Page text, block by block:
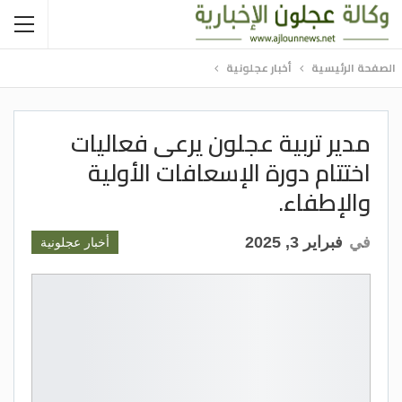
الصفحة الرئيسية أخبار عجلونية
مدير تربية عجلون يرعى فعاليات
اختتام دورة الإسعافات الأولية
والإطفاء.
أخبار عجلونية في فبراير 3, 2025